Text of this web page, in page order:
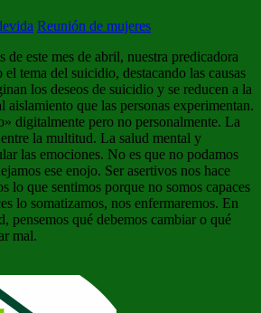
Reunión de mujeres
de este mes de abril, nuestra predicadora
tema del suicidio, destacando las causas
los deseos de suicidio y se reducen a la
aislamiento que las personas experimentan.
digitalmente pero no personalmente. La
la multitud. La salud mental y
las emociones. No es que no podamos
ese enojo. Ser asertivos nos hace
lo que sentimos porque no somos capaces
lo somatizamos, nos enfermaremos. En
pensemos qué debemos cambiar o qué
mal.